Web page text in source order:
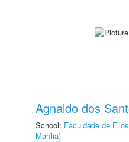
Agnaldo dos
School: Faculdade de
Marília)